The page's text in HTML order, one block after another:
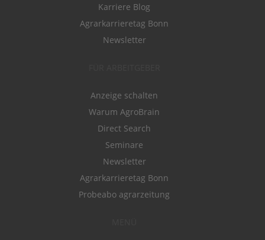
Karriere Blog
Agrarkarrieretag Bonn
Newsletter
Anzeige schalten
Warum AgroBrain
Direct Search
Seminare
Newsletter
Agrarkarrieretag Bonn
Probeabo agrarzeitung